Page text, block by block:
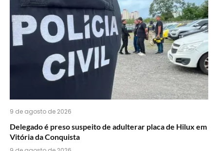
WhatsApp?
9 de agosto de 2026
Delegado é preso suspeito de adulterar placa de Hilux em
Vitória da Conquista